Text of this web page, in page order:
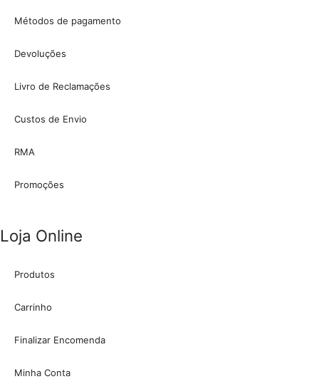
Métodos de pagamento
Devoluções
Livro de Reclamações
Custos de Envio
RMA
Promoções
Loja Online
Produtos
Carrinho
Finalizar Encomenda
Minha Conta